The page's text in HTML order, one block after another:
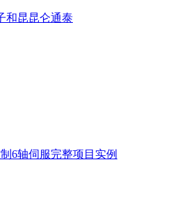
和昆昆仑通泰
6轴伺服完整项目实例